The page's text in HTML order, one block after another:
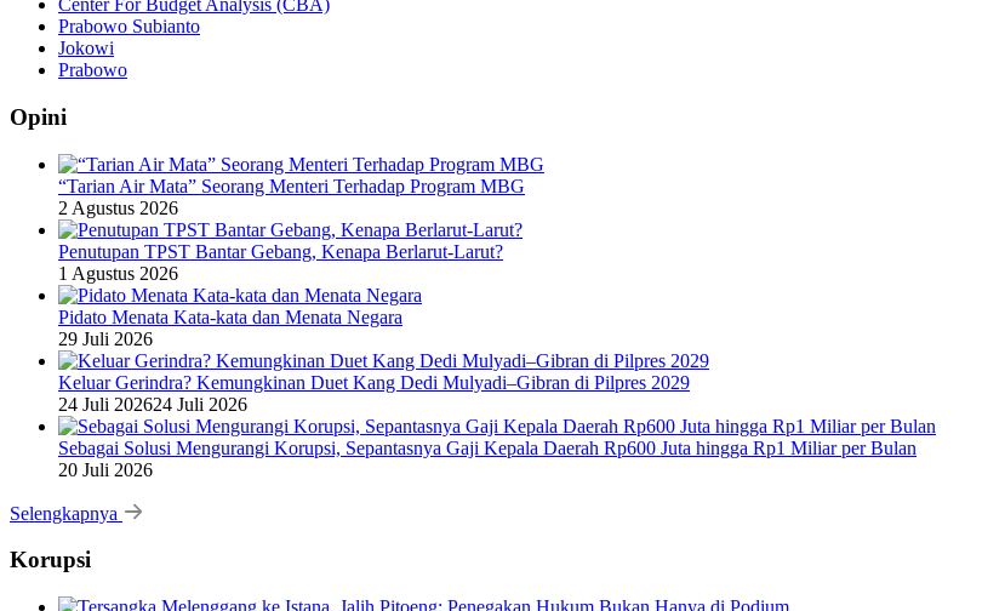
Center For Budget Analysis (CBA)
Prabowo Subianto
Jokowi
Prabowo
Opini
“Tarian Air Mata” Seorang Menteri Terhadap Program MBG
2 Agustus 2026
Penutupan TPST Bantar Gebang, Kenapa Berlarut-Larut?
1 Agustus 2026
Pidato Menata Kata-kata dan Menata Negara
29 Juli 2026
Keluar Gerindra? Kemungkinan Duet Kang Dedi Mulyadi–Gibran di Pilpres 2029
24 Juli 202624 Juli 2026
Sebagai Solusi Mengurangi Korupsi, Sepantasnya Gaji Kepala Daerah Rp600 Juta hingga Rp1 Miliar per Bulan
20 Juli 2026
Selengkapnya
Korupsi